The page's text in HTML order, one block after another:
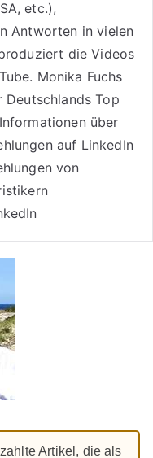
etc.),
Antworten in vielen
die Videos
. Monika Fuchs
Deutschlands Top
Informationen über
auf LinkedIn
von
Artikel, die als